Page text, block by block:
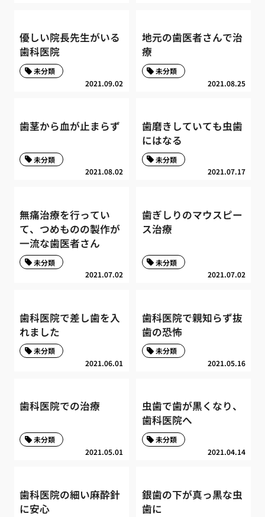
優しい院長先生がいる
歯科医院
2021.09.02
未分類
地元の歯医者さんで治
療
2021.08.25
未分類
歯茎から血が止まらず
2021.08.02
未分類
歯磨きしていても虫歯
にはなる
2021.07.17
未分類
無痛治療を行ってい
て、つめものの製作が
一流な歯医者さん
2021.07.02
未分類
歯ぎしりのマウスピー
ス治療
2021.07.02
未分類
歯科医院で差し歯を入
れました
2021.06.01
未分類
歯科医院で親知らず抜
歯の恐怖
2021.05.16
未分類
歯科医院での治療
2021.05.01
未分類
虫歯で歯が黒くなり、
歯科医院へ
2021.04.14
未分類
歯科医院の細い麻酔針
に安心
銀歯の下が真っ黒な虫
歯に